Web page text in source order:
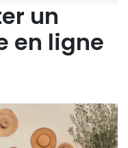
un
en ligne